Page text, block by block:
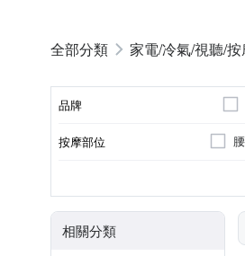
家電/冷氣/視聽/
品牌
按摩部位
相關分類